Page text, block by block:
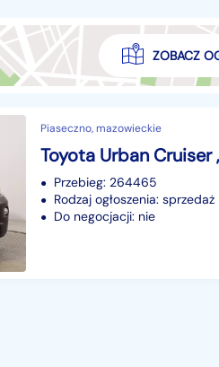
ZOBACZ
Piaseczno, mazowieckie
Toyota Urban Cruiser
Przebieg: 264465
Rodzaj ogłoszenia: sprzedaż
Do negocjacji: nie